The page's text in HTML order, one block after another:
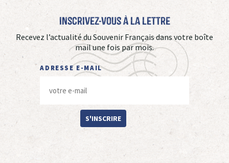
Inscrivez-vous à La Lettre
Recevez l’actualité du Souvenir Français dans votre boîte
mail une fois par mois.
ADRESSE E-MAIL
S'INSCRIRE